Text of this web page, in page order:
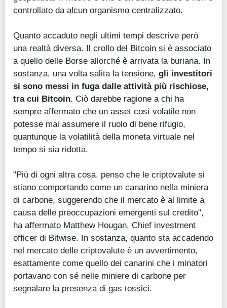
controllato da alcun organismo centralizzato.
Quanto accaduto negli ultimi tempi descrive però
una realtà diversa. Il crollo del Bitcoin si è associato
a quello delle Borse allorché è arrivata la buriana. In
sostanza, una volta salita la tensione, gli investitori
si sono messi in fuga dalle attività più rischiose,
tra cui Bitcoin. Ciò darebbe ragione a chi ha
sempre affermato che un asset così volatile non
potesse mai assumere il ruolo di bene rifugio,
quantunque la volatilità della moneta virtuale nel
tempo si sia ridotta.
"Più di ogni altra cosa, penso che le criptovalute si
stiano comportando come un canarino nella miniera
di carbone, suggerendo che il mercato è al limite a
causa delle preoccupazioni emergenti sul credito",
ha affermato Matthew Hougan, Chief investment
officer di Bitwise. In sostanza, quanto sta accadendo
nel mercato delle criptovalute è un avvertimento,
esattamente come quello dei canarini che i minatori
portavano con sé nelle miniere di carbone per
segnalare la presenza di gas tossici.